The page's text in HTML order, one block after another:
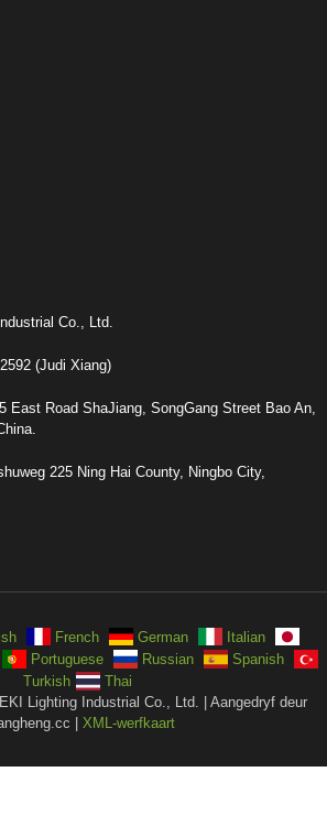
Co., Ltd.
(Judi Xiang)
East Road ShaJiang, SongGang Street Bao An,
225 Ning Hai County, Ningbo City,
French German
Italian
Portuguese Russian
Spanish
Turkish
Thai
Lighting Industrial Co., Ltd. | Aangedryf deur
| XML-werfkaart